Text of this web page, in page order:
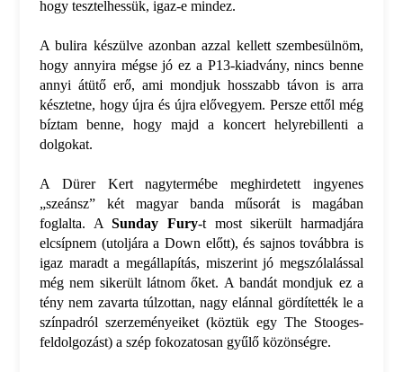
hogy tesztelhessük, igaz-e mindez.
A bulira készülve azonban azzal kellett szembesülnöm,
hogy annyira mégse jó ez a P13-kiadvány, nincs benne
annyi átütő erő, ami mondjuk hosszabb távon is arra
késztetne, hogy újra és újra elővegyem. Persze ettől még
bíztam benne, hogy majd a koncert helyrebillenti a
dolgokat.
A Dürer Kert nagytermébe meghirdetett ingyenes
„szeánsz” két magyar banda műsorát is magában
foglalta. ASunday Fury-t most sikerült harmadjára
elcsípnem (utoljára a Down előtt), és sajnos továbbra is
igaz maradt a megállapítás, miszerint jó megszólalással
még nem sikerült látnom őket. A bandát mondjuk ez a
tény nem zavarta túlzottan, nagy elánnal gördítették le a
színpadról szerzeményeiket (köztük egy The Stooges-
feldolgozást) a szép fokozatosan gyűlő közönségre.